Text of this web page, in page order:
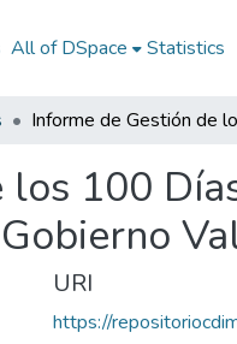
All of DSpace Statistics
100
URI
https://